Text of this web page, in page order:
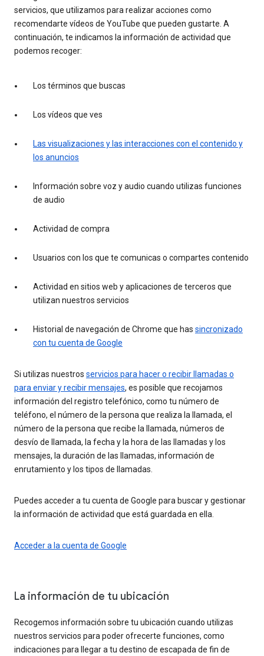
servicios, que utilizamos para realizar acciones como
recomendarte vídeos de YouTube que pueden gustarte. A
continuación, te indicamos la información de actividad que
podemos recoger:
Los términos que buscas
Los vídeos que ves
Las visualizaciones y las interacciones con el contenido y
los anuncios
Información sobre voz y audio cuando utilizas funciones
de audio
Actividad de compra
Usuarios con los que te comunicas o compartes contenido
Actividad en sitios web y aplicaciones de terceros que
utilizan nuestros servicios
Historial de navegación de Chrome que has sincronizado
con tu cuenta de Google
Si utilizas nuestros servicios para hacer o recibir llamadas o
para enviar y recibir mensajes, es posible que recojamos
información del registro telefónico, como tu número de
teléfono, el número de la persona que realiza la llamada, el
número de la persona que recibe la llamada, números de
desvío de llamada, la fecha y la hora de las llamadas y los
mensajes, la duración de las llamadas, información de
enrutamiento y los tipos de llamadas.
Puedes acceder a tu cuenta de Google para buscar y gestionar
la información de actividad que está guardada en ella.
Acceder a la cuenta de Google
La información de tu ubicación
Recogemos información sobre tu ubicación cuando utilizas
nuestros servicios para poder ofrecerte funciones, como
indicaciones para llegar a tu destino de escapada de fin de